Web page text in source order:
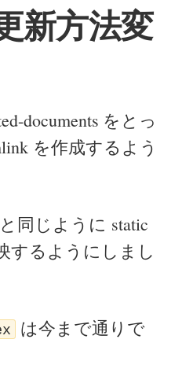
新方法変
documents をとっ
を作成するよう
同じように static
するようにしまし
は今まで通りで